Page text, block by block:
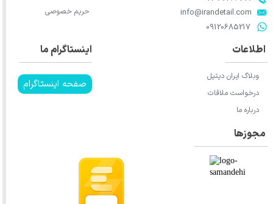
​​​​​​​info@irandetail.com
​​​​​​​09120685217​​​​​​​
اینستاگرام ما
صفحه اینستاگرام
اطلاعات
وبلاگ ایران دیتیل
درخواست ملاقات
درباره ما
حریم خصوصی
مجوزها